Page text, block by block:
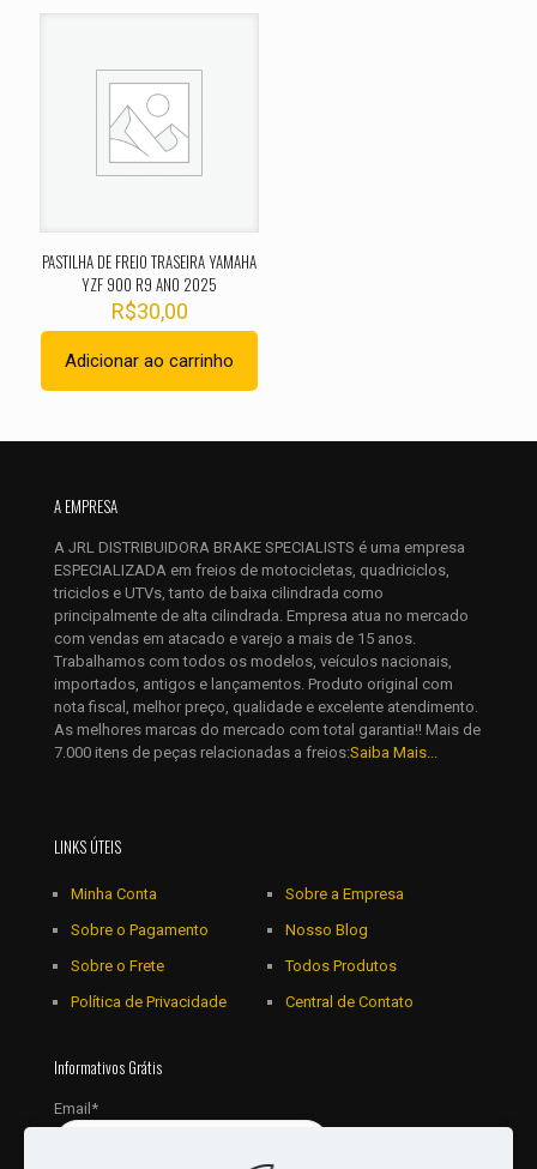
obrigatórios são marcados com
Sua avaliação
1 de 5
2 de 5
mail
*
Salvar meus dados neste navegador para a próxima vez que
eu comentar.
PASTILHA DE FREIO TRASEIRA YAMAHA
YZF 900 R9 ANO 2025
R$30,00
Adicionar ao carrinho
A EMPRESA
A JRL DISTRIBUIDORA BRAKE SPECIALISTS é uma empresa
ESPECIALIZADA em freios de motocicletas, quadriciclos,
triciclos e UTVs, tanto de baixa cilindrada como
principalmente de alta cilindrada. Empresa atua no mercado
com vendas em atacado e varejo a mais de 15 anos.
Trabalhamos com todos os modelos, veículos nacionais,
importados, antigos e lançamentos. Produto original com
nota fiscal, melhor preço, qualidade e excelente atendimento.
As melhores marcas do mercado com total garantia!! Mais de
7.000 itens de peças relacionadas a freios:Saiba Mais...
LINKS ÚTEIS
Minha Conta
Sobre o Pagamento
Sobre o Frete
Política de Privacidade
Sobre a Empresa
Nosso Blog
Todos Produtos
Central de Contato
Informativos Grátis
Email*